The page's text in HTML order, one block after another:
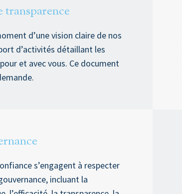
transparence
d’une vision claire de nos
d’activités détaillant les
et avec vous. Ce document
s’engagent à respecter
incluant la